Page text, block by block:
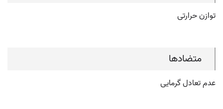
توازن حرارتی
متضادها
عدم تعادل گرمایی